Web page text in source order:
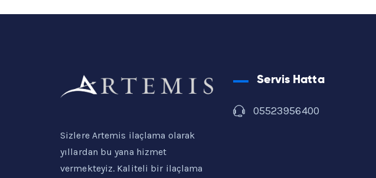
Sizlere Artemis ilaçlama olarak
yıllardan bu yana hizmet
vermekteyiz. Kaliteli bir ilaçlama
Servis Hatta
05523956400